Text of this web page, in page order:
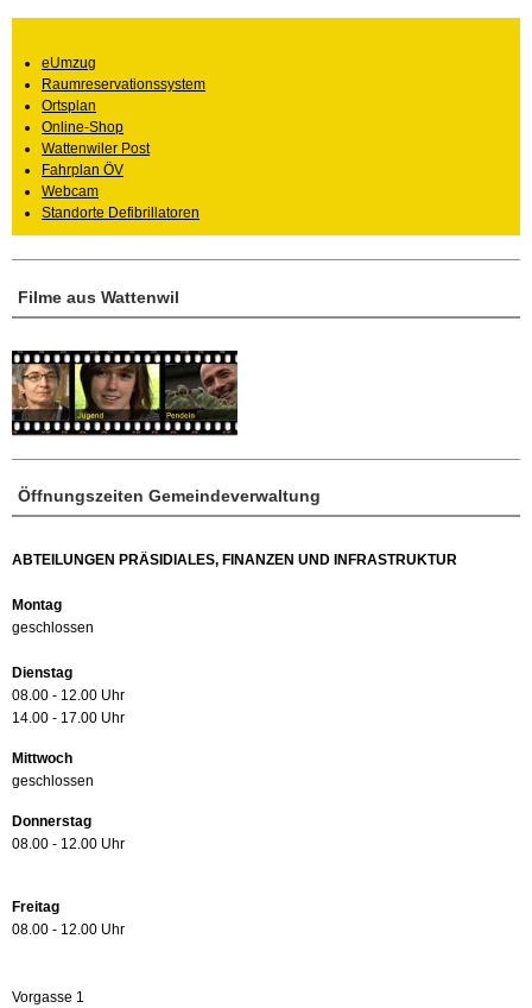
Öffnungszeiten Gemeindeverwaltung
ABTEILUNGEN PRÄSIDIALES, FINANZEN UND INFRASTRUKTUR
Montag
geschlossen
Dienstag
08.00 - 12.00 Uhr
14.00 - 17.00 Uhr
Mittwoch
geschlossen
Donnerstag
08.00 - 12.00 Uhr
Freitag
08.00 - 12.00 Uhr
Vorgasse 1
Filme aus Wattenwil
eUmzug
Raumreservationssystem
Ortsplan
Online-Shop
Wattenwiler Post
Fahrplan ÖV
Webcam
Standorte Defibrillatoren